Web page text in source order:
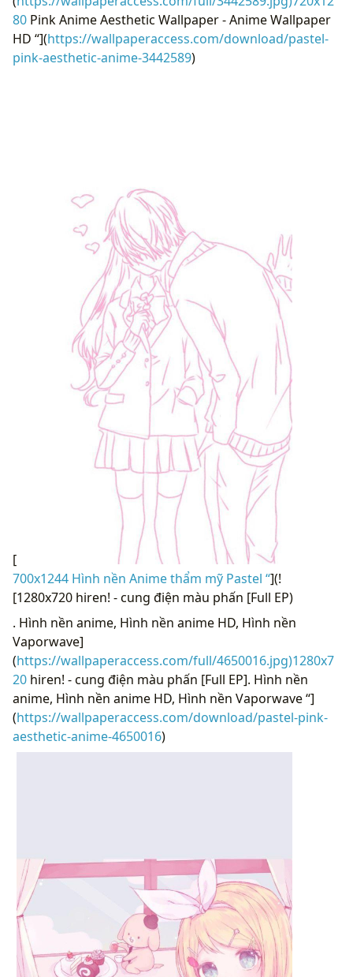
80 Pink Anime Aesthetic Wallpaper - Anime Wallpaper
HD “](https://wallpaperaccess.com/download/pastel-
pink-aesthetic-anime-3442589)
[
700x1244 Hình nền Anime thẩm mỹ Pastel “](!
[1280x720 hiren! - cung điện màu phấn [Full EP)
. Hình nền anime, Hình nền anime HD, Hình nền
Vaporwave]
(https://wallpaperaccess.com/full/4650016.jpg)1280x7
20 hiren! - cung điện màu phấn [Full EP]. Hình nền
anime, Hình nền anime HD, Hình nền Vaporwave “]
(https://wallpaperaccess.com/download/pastel-pink-
aesthetic-anime-4650016)